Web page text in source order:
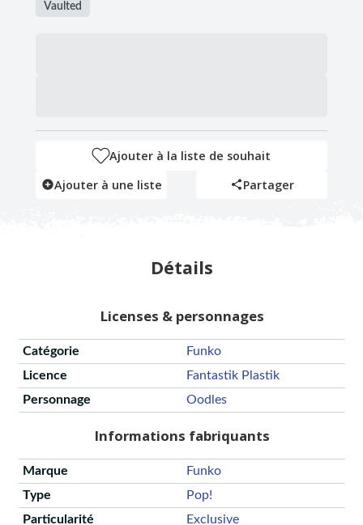
Vaulted
Ajouter à la liste de souhait
Ajouter à une liste
Partager
Détails
Licenses & personnages
Catégorie
Funko
Licence
Fantastik Plastik
Personnage
Oodles
Informations fabriquants
Marque
Funko
Type
Pop!
Particularité
Exclusive